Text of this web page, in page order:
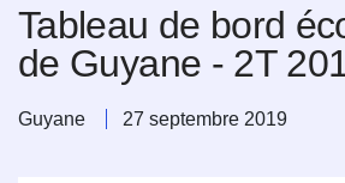
Tableau de bord
de Guyane - 2T
Guyane 27 septembre 2019